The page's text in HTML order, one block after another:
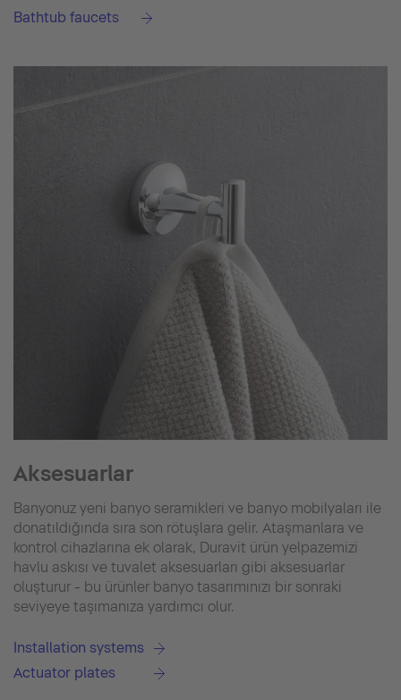
Bathtub faucets
Aksesuarlar
Banyonuz yeni banyo seramikleri ve banyo mobilyaları ile
donatıldığında sıra son rötuşlara gelir. Ataşmanlara ve
kontrol cihazlarına ek olarak, Duravit ürün yelpazemizi
havlu askısı ve tuvalet aksesuarları gibi aksesuarlar
oluşturur - bu ürünler banyo tasarımınızı bir sonraki
seviyeye taşımanıza yardımcı olur.
Installation systems
Actuator plates